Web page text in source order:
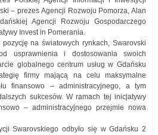
– prezes Agencji Rozwoju Pomorza, Alan
Agencji Rozwoju Gospodarczego
Invest in Pomerania.
na światowych rynkach, Swarovski
usprawnienia i dostosowania swoich
globalnego centrum usług w Gdańsku
firmy mającą na celu maksymalne
finansowo – administracyjnego, a tym
sukcesów. W ramach tej inicjatywy
– administracyjnego przejmie nowa
Swarovskiego odbyło się w Gdańsku 2